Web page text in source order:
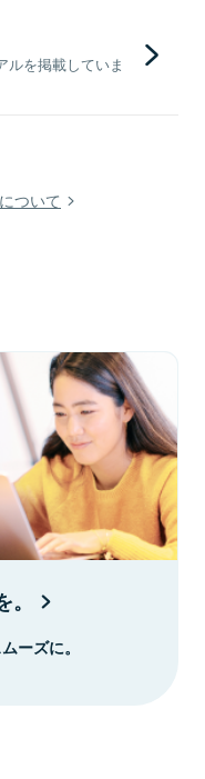
ルを掲載していま
ついて
ーズに。